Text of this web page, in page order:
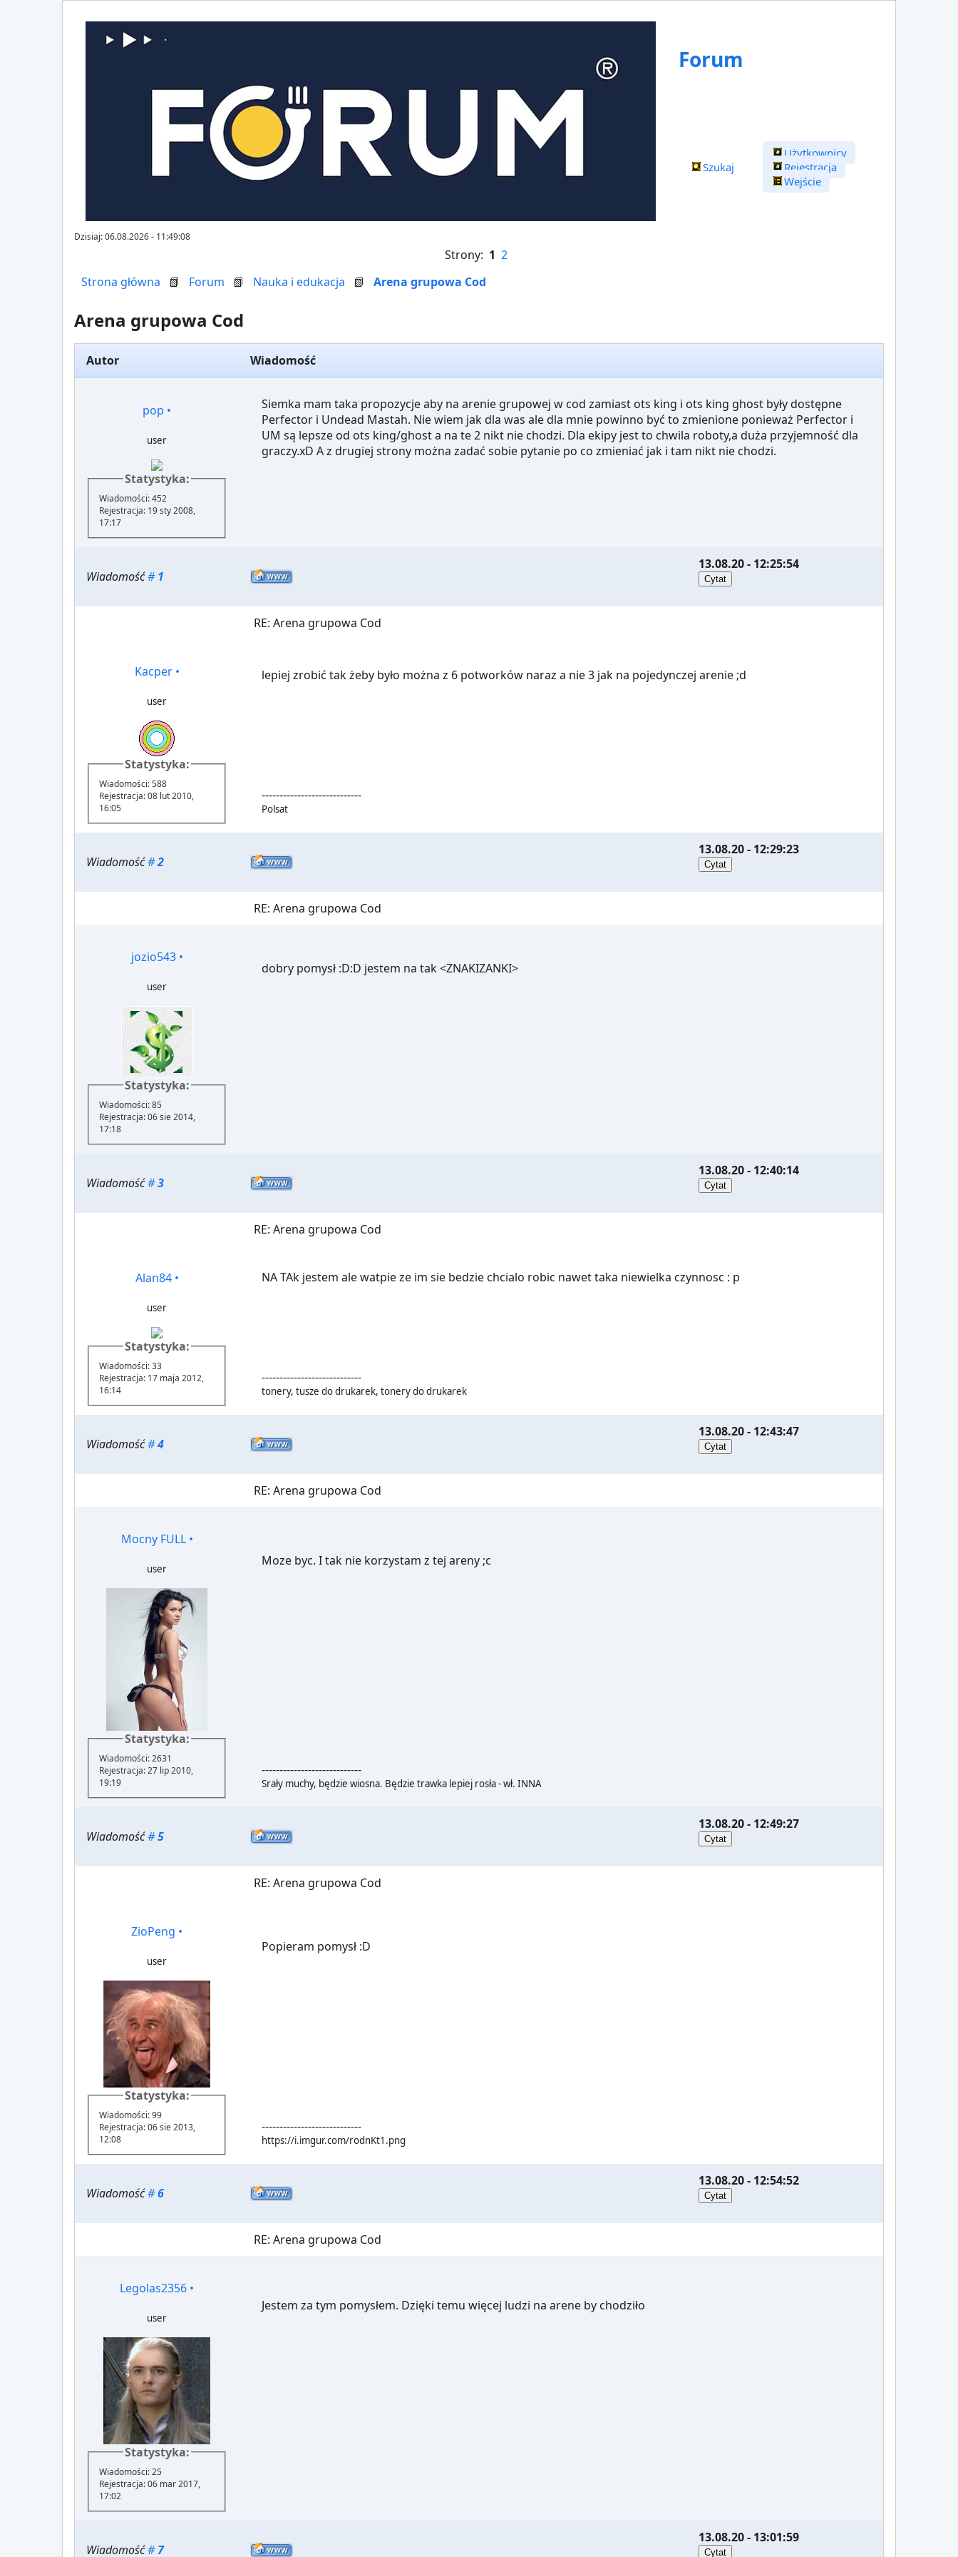
Forum
Szukaj
Użytkownicy
Rejestracja
Wejście
Dzisiaj: 06.08.2026 - 11:49:08
Strony: 1 2
Strona główna
📗 Forum 📗 Nauka i edukacja 📗Arena grupowa Cod
Arena grupowa Cod
Autor Wiadomość
pop •
user
Statystyka:
Wiadomości: 452
Rejestracja: 19 sty 2008,
17:17
Siemka mam taka propozycje aby na arenie grupowej w cod zamiast ots king i ots king ghost były dostępne
Perfector i Undead Mastah. Nie wiem jak dla was ale dla mnie powinno być to zmienione ponieważ Perfector i
UM są lepsze od ots king/ghost a na te 2 nikt nie chodzi. Dla ekipy jest to chwila roboty,a duża przyjemność dla
graczy.xD A z drugiej strony można zadać sobie pytanie po co zmieniać jak i tam nikt nie chodzi.
Wiadomość#1
13.08.20 - 12:25:54
RE: Arena grupowa Cod
Kacper •
user
Statystyka:
Wiadomości: 588
Rejestracja: 08 lut 2010,
16:05
lepiej zrobić tak żeby było można z 6 potworków naraz a nie 3 jak na pojedynczej arenie ;d
----------------------------
Polsat
Wiadomość#2
13.08.20 - 12:29:23
RE: Arena grupowa Cod
jozio543 •
user
Statystyka:
Wiadomości: 85
Rejestracja: 06 sie 2014,
17:18
dobry pomysł :D:D jestem na tak <ZNAKIZANKI>
Wiadomość#3
13.08.20 - 12:40:14
RE: Arena grupowa Cod
Alan84 •
user
Statystyka:
Wiadomości: 33
Rejestracja: 17 maja 2012,
16:14
NA TAk jestem ale watpie ze im sie bedzie chcialo robic nawet taka niewielka czynnosc : p
----------------------------
tonery, tusze do drukarek, tonery do drukarek
Wiadomość#4
13.08.20 - 12:43:47
RE: Arena grupowa Cod
Mocny FULL •
user
Statystyka:
Wiadomości: 2631
Rejestracja: 27 lip 2010,
19:19
Moze byc. I tak nie korzystam z tej areny ;c
----------------------------
Srały muchy, będzie wiosna. Będzie trawka lepiej rosła - wł. INNA
Wiadomość#5
13.08.20 - 12:49:27
RE: Arena grupowa Cod
ZioPeng •
user
Statystyka:
Wiadomości: 99
Rejestracja: 06 sie 2013,
12:08
Popieram pomysł :D
----------------------------
https://i.imgur.com/rodnKt1.png
Wiadomość#6
13.08.20 - 12:54:52
RE: Arena grupowa Cod
Legolas2356 •
user
Statystyka:
Wiadomości: 25
Rejestracja: 06 mar 2017,
17:02
Jestem za tym pomysłem. Dzięki temu więcej ludzi na arene by chodziło
Wiadomość#7
13.08.20 - 13:01:59